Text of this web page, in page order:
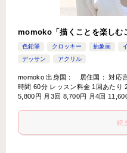
momoko「描くことを楽しむ
色鉛筆 クロッキー 抽象画
デッサン
アクリル
momoko 出身国： 居住国： 対応
時間 60分 レッスン料金 1回あたり
5,800円 月3回 8,700円 月4回
続